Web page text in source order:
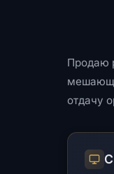
Продаю
отдачу